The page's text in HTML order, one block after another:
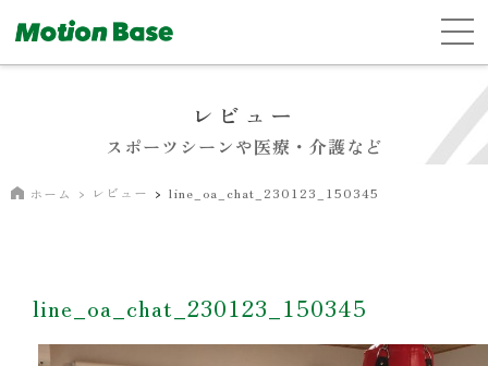
レビュー
スポーツシーンや医療・介護など
ホーム レビュー line_oa_chat_230123_150345
line_oa_chat_230123_150345